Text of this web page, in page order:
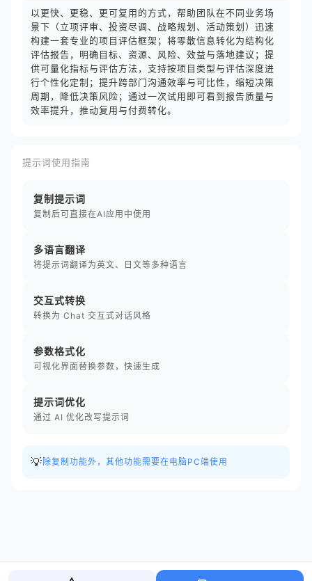
以更快、更稳、更可复用的方式，帮助团队在不同业务场
景下（立项评审、投资尽调、战略规划、活动策划）迅速
构建一套专业的项目评估框架；将零散信息转化为结构化
评估报告，明确目标、资源、风险、效益与落地建议；提
供可量化指标与评估方法，支持按项目类型与评估深度进
行个性化定制；提升跨部门沟通效率与可比性，缩短决策
周期，降低决策风险；通过一次试用即可看到报告质量与
效率提升，推动复用与付费转化。
提示词使用指南
复制提示词
复制后可直接在AI应用中使用
多语言翻译
将提示词翻译为英文、日文等多种语言
交互式转换
转换为 Chat 交互式对话风格
参数格式化
可视化界面替换参数，快速生成
提示词优化
通过 AI 优化改写提示词
💡 除复制功能外，其他功能需要在电脑PC端使用